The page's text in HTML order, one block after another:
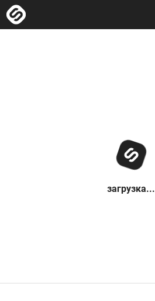
загрузка...